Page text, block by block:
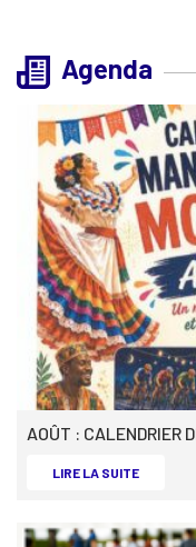
Agenda
AOÛT : CALENDRIER
AOÛT : CALENDRIER
LIRE LA SUITE